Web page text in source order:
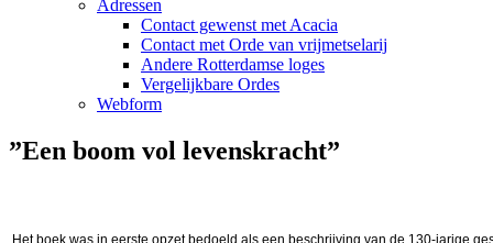
Adressen
Contact gewenst met Acacia
Contact met Orde van vrijmetselarij
Andere Rotterdamse loges
Vergelijkbare Ordes
Webform
”Een boom vol levenskracht”
Het boek was in eerste opzet bedoeld als een beschrijving van de 130-jarige